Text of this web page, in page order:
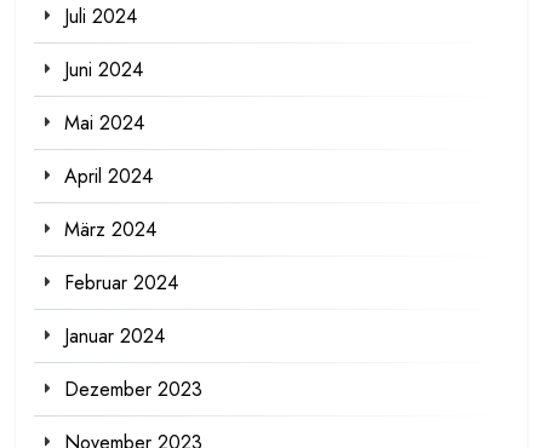
Juli 2024
Juni 2024
Mai 2024
April 2024
März 2024
Februar 2024
Januar 2024
Dezember 2023
November 2023